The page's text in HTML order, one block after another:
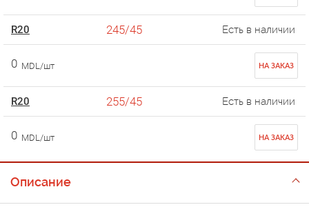
R20 245/45 Есть в наличии
0 MDL/шт НА ЗАКАЗ
R20 255/45 Есть в наличии
0 MDL/шт НА ЗАКАЗ
Описание